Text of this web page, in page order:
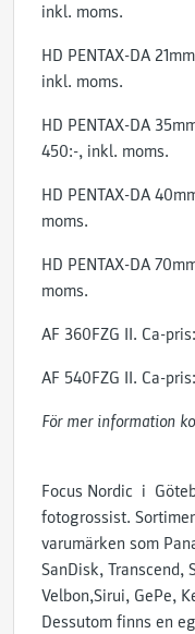
inkl. moms.
HD PENTAX-DA
inkl. moms.
HD PENTAX-DA
450:-, inkl. moms.
HD PENTAX-DA
moms.
HD PENTAX-DA
moms.
AF 360FZG II. Ca-
AF 540FZG II. Ca-
För mer information
Focus Nordic i
fotogrossist.
varumärken som
SanDisk, Transcend,
Velbon,Sirui, GePe,
Dessutom finns en